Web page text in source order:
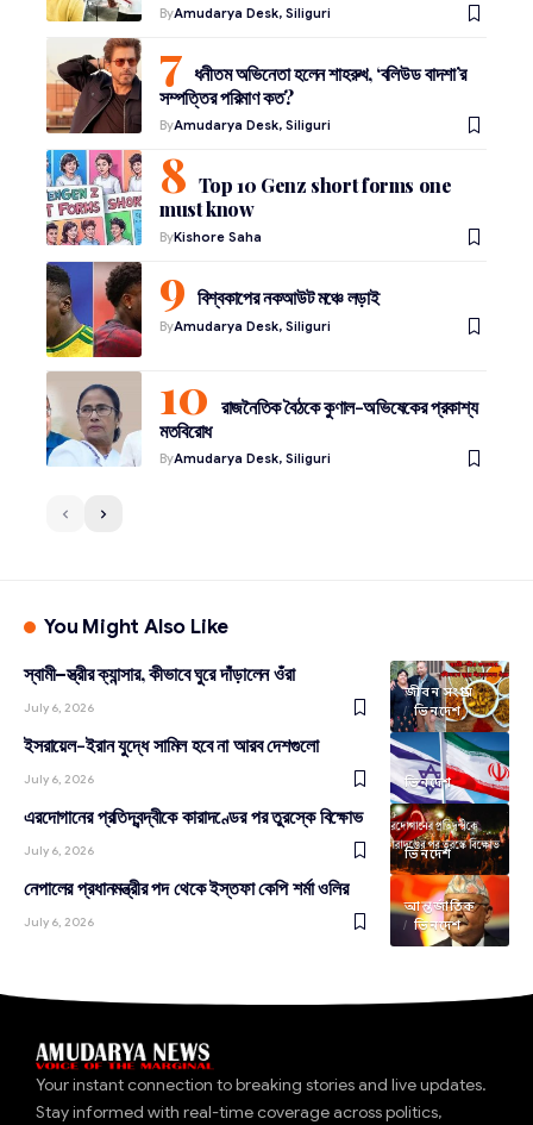
ByAmudarya Desk, Siliguri
ধনীতম অভিনেতা হলেন শাহরুখ, ‘বলিউড বাদশা’র
সম্পত্তির পরিমাণ কত?
ByAmudarya Desk, Siliguri
Top 10 Genz short forms one
must know
ByKishore Saha
বিশ্বকাপের নকআউট মঞ্চে লড়াই
ByAmudarya Desk, Siliguri
রাজনৈতিক বৈঠকে কুণাল-অভিষেকের প্রকাশ্য
মতবিরোধ
ByAmudarya Desk, Siliguri
You Might Also Like
জীবন সংগ্রাম
ভিনদেশ
স্বামী–স্ত্রীর ক্যান্সার, কীভাবে ঘুরে দাঁড়ালেন ওঁরা
July 6, 2026
ভিনদেশ
ইসরায়েল-ইরান যুদ্ধে সামিল হবে না আরব দেশগুলো
July 6, 2026
ভিনদেশ
এরদোগানের প্রতিদ্বন্দ্বীকে কারাদণ্ডের পর তুরস্কে বিক্ষোভ
July 6, 2026
আন্তর্জাতিক
ভিনদেশ
নেপালের প্রধানমন্ত্রীর পদ থেকে ইস্তফা কেপি শর্মা ওলির
July 6, 2026
Your instant connection to breaking stories and live updates.
Stay informed with real-time coverage across politics,